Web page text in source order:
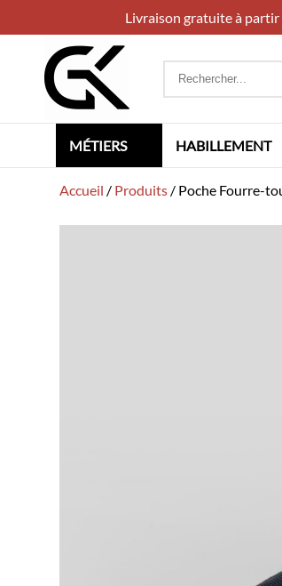
Livraison gratuite à partir
Rechercher
MÉTIERS HABILLEMENT
Accueil / Produits / Poche Fourre-